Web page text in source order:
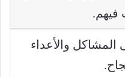
فيهم.
المشاكل والأعداء